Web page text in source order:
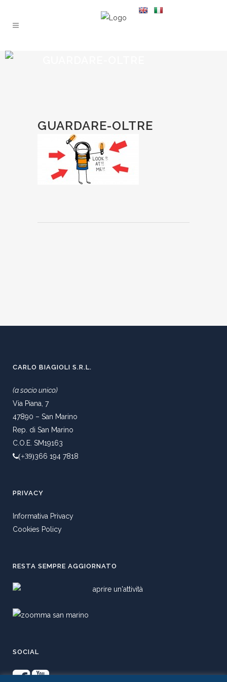
GUARDARE-OLTRE
CARLO BIAGIOLI S.R.L.
(a socio unico)
Via Piana, 7
47890 – San Marino
Rep. di San Marino
C.O.E. SM19163
(+39)366 194 7818
PRIVACY
Informativa Privacy
Cookies Policy
RESTA SEMPRE AGGIORNATO
SOCIAL